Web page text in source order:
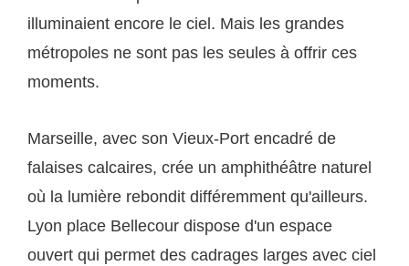
illuminaient encore le ciel. Mais les grandes
métropoles ne sont pas les seules à offrir ces
moments.
Marseille, avec son Vieux-Port encadré de
falaises calcaires, crée un amphithéâtre naturel
où la lumière rebondit différemment qu'ailleurs.
Lyon place Bellecour dispose d'un espace
ouvert qui permet des cadrages larges avec ciel